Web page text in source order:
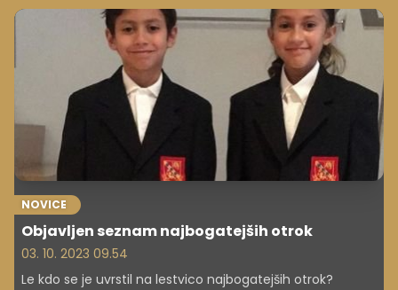
NOVICE
Objavljen seznam najbogatejših otrok
03. 10. 2023 09.54
Le kdo se je uvrstil na lestvico najbogatejših otrok?